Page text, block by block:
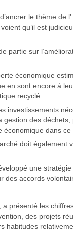
le thème
qu’il est
sur
économique
en sont encore à
recyclé.
des
dans
doit également
une
accords
présenté les
des projets